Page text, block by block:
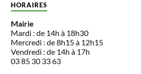
HORAIRES
Mairie
Mardi : de 14h à 18h30
Mercredi : de 8h15 à 12h15
Vendredi : de 14h à 17h
03 85 30 33 63